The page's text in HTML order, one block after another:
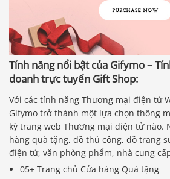
Tính năng nổi bật của Gifymo –
doanh trực tuyến Gift Shop:
Với các tính năng Thương mại điện tử
Gifymo trở thành một lựa chọn thông
kỳ trang web Thương mại điện tử nào.
hàng quà tặng, đồ thủ công, đồ trang
điện tử, văn phòng phẩm, nhà cung
05+ Trang chủ Cửa hàng Quà tặng